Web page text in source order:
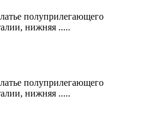
полуприлегающего
нижняя .....
полуприлегающего
нижняя .....